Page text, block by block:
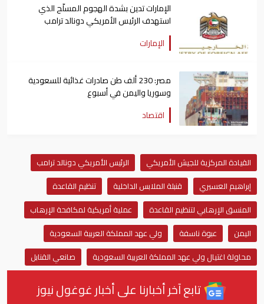
الإمارات تدين بشدة الهجوم المسلّح الذي
استهدف الرئيس الأمريكي دونالد ترامب
الإمارات
مصر: 230 ألف طن صادرات غذائية للسعودية
وسوريا واليمن في أسبوع
اقتصاد
القيادة المركزية للجيش الأمريكي
الرئيس الأمريكي دونالد ترامب
إبراهيم العسيري
قنبلة الملابس الداخلية
تنظيم القاعدة
المنسق الإرهابي لتنظيم القاعدة
عملية أمريكية لمكافحة الإرهاب
اليمن
عبوة ناسفة
ولي عهد المملكة العربية السعودية
محاولة اغتيال ولي عهد المملكة العربية السعودية
صانعي القنابل
تابع آخر أخبارنا على أخبار غوغول نيوز